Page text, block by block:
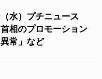
水）プチニュース
首相のプロモーション
常」など